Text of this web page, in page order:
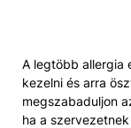
A legtöbb allergia
kezelni és arra
megszabaduljon
ha a